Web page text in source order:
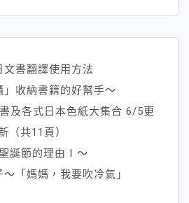
文書翻譯使用方法
」收納書籍的好幫手～
及各式日本色紙大集合 6/5更
（共11頁）
誕節的理由Ⅰ～
「媽媽，我要吹冷氣」